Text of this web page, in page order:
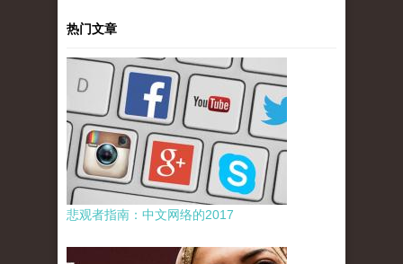
热门文章
悲观者指南：中文网络的2017